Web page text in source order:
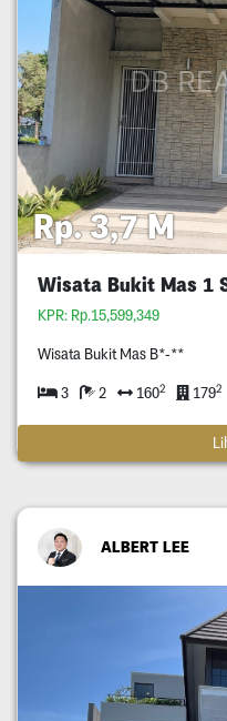
Rp. 3,7 M
Wisata Bukit Mas 1
KPR: Rp.15,599,349
Wisata Bukit Mas B*-**
3 2 1602 1792
ALBERT LEE